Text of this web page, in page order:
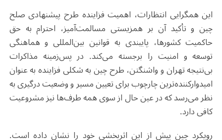
این همگرایی انتظارات، اهمیت فزاینده طرح پیشنهادی صلح
چین و تأکید آن بر همزیستی مسالمت‌آمیز، احترام به حق
حاکمیت کشورها، پایبندی به قوانین بین‌المللی و هماهنگی
توسعه و امنیت را برجسته می‌کند. در پس‌زمینه مذاکرات
بی‌نتیجه تهران و واشنگتن، طرح چین به شکلی فزاینده به عنوان
امیدوارکننده‌ترین چارچوب برای تعیین مسیر و وضعیت درگیری به
نظر می‌رسد که در عین حال از سوی همه طرف‌ها نیز مشروعیت
کافی دارد.
رویکرد چین پیش از این اثربخشی خود را نشان داده است.